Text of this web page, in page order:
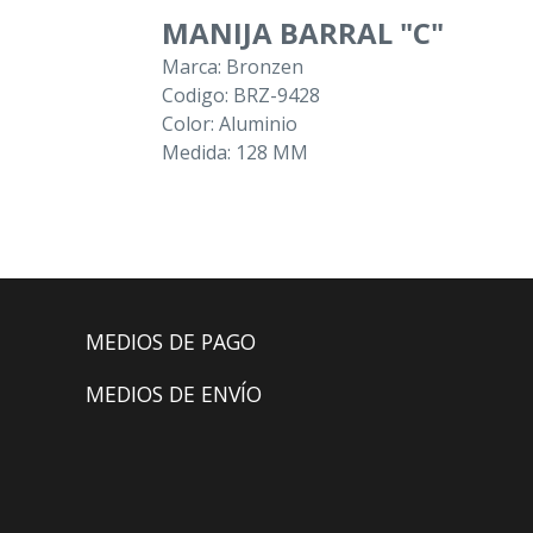
MANIJA BARRAL "C"
Marca: Bronzen
Codigo: BRZ-9428
Color: Aluminio
Medida: 128 MM
MEDIOS DE PAGO
MEDIOS DE ENVÍO